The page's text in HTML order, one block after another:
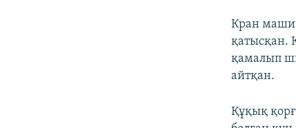
Кран
қатысқан.
қамалып
айтқан.
Құқық